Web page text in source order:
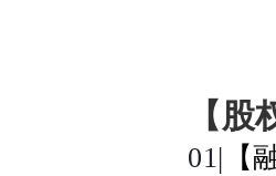
【股
01| 【